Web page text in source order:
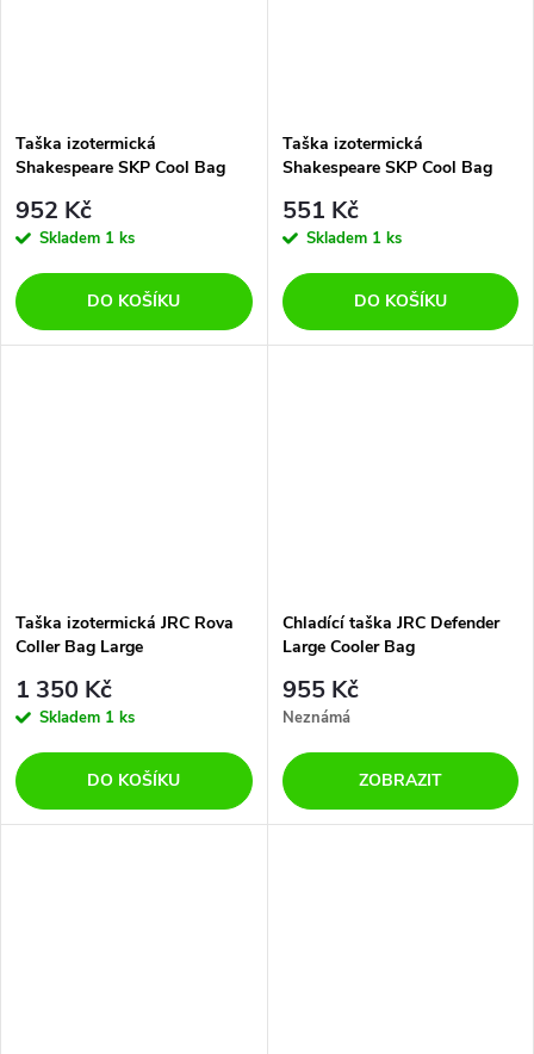
Taška izotermická
Shakespeare SKP Cool Bag
952 Kč
Skladem 1 ks
DO KOŠÍKU
Taška izotermická
Shakespeare SKP Cool Bag
551 Kč
Skladem 1 ks
DO KOŠÍKU
Taška izotermická JRC Rova
Coller Bag Large
1 350 Kč
Skladem 1 ks
DO KOŠÍKU
Chladící taška JRC Defender
Large Cooler Bag
955 Kč
Neznámá
ZOBRAZIT